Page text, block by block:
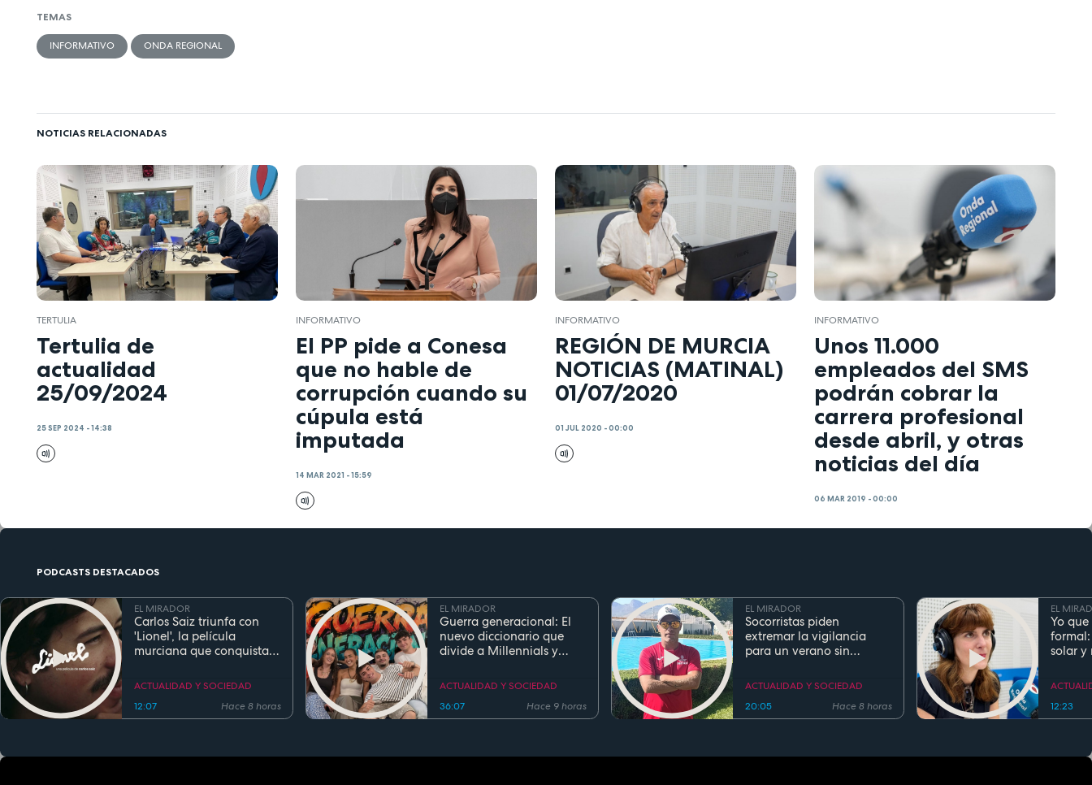
TEMAS
INFORMATIVO ONDA REGIONAL
NOTICIAS RELACIONADAS
TERTULIA
Tertulia de
actualidad
25/09/2024
25 SEP 2024 - 14:38
INFORMATIVO
El PP pide a Conesa
que no hable de
corrupción cuando su
cúpula está
imputada
14 MAR 2021 - 15:59
INFORMATIVO
REGIÓN DE MURCIA
NOTICIAS (MATINAL)
01/07/2020
01 JUL 2020 - 00:00
INFORMATIVO
Unos 11.000
empleados del SMS
podrán cobrar la
carrera profesional
desde abril, y otras
noticias del día
06 MAR 2019 - 00:00
PODCASTS DESTACADOS
EL MIRADOR
Carlos Saiz triunfa con
'Lionel', la película
murciana que conquista
estreno
ACTUALIDAD Y SOCIEDAD
12:07
Hace 8 horas
EL MIRADOR
Guerra generacional: El
nuevo diccionario que
divide a Millennials y
ACTUALIDAD Y SOCIEDAD
36:07
Hace 9 horas
EL MIRADOR
Socorristas piden
extremar la vigilancia
para un verano sin
regla de los 5 segundos
ACTUALIDAD Y SOCIEDAD
20:05
Hace 8 horas
EL
Yo
solar y
12:23